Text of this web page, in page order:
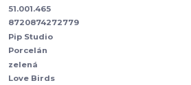
51.001.465
8720874272779
Pip Studio
Porcelán
zelená
Love Birds